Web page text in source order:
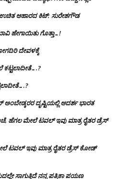
ಆಹಾರದ ಕಿಟ್: ಸುರೇಶಗೌಡ
ಹೇಗಾಯಿತು ಗೊತ್ತಾ…!
ದೇವಳಕ್ಕೆ
ಕಟ್ಟಲಾದೀತೆ….?
ಅಂಬೇಡ್ಕರರ ದೃಷ್ಟಿಯಲ್ಲಿ ಆದರ್ಶ ಭಾರತ
ಹೆಗಲ ಮೇಲೆ ಟವಲ್‌ ಇವು ಮಾತ್ರ ರೈತರ ಡ್ರೆಸ್‌
ಟವಲ್‌ ಇವು ಮಾತ್ರ ರೈತರ ಡ್ರೆಸ್‌ ಕೋಡ್
ಸಾಗುತ್ತಿದೆ ನನ್ನ ಪತ್ರಿಕಾ ಪಯಣ